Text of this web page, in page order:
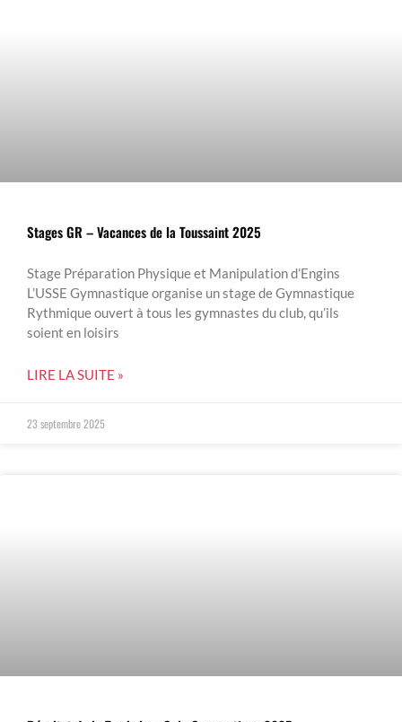
Stages GR – Vacances de la Toussaint 2025
Stage Préparation Physique et Manipulation d’Engins
L’USSE Gymnastique organise un stage de Gymnastique
Rythmique ouvert à tous les gymnastes du club, qu’ils
soient en loisirs
LIRE LA SUITE »
23 septembre 2025